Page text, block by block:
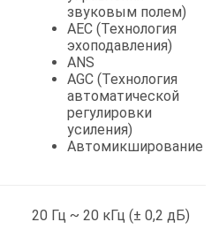
звуковым полем)
AEC (Технология
эхоподавления)
ANS
AGC (Технология
автоматической
регулировки
усиления)
Автомикширование
20 Гц ~ 20 кГц (± 0,2 дБ)